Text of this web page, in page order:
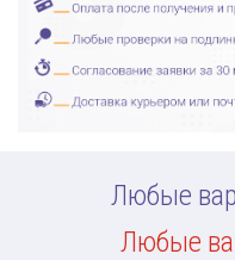
Любые
Любые